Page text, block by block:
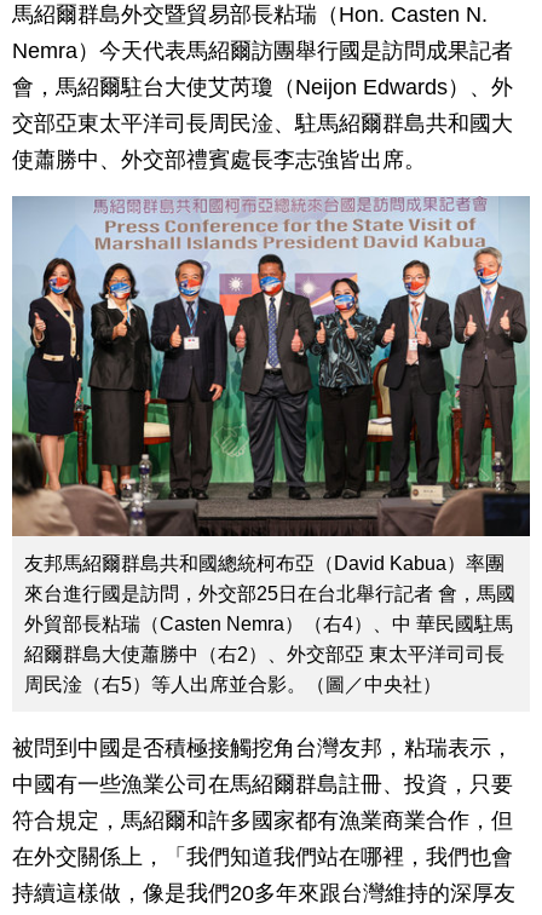
馬紹爾群島外交暨貿易部長粘瑞（Hon. Casten N.
Nemra）今天代表馬紹爾訪團舉行國是訪問成果記者
會，馬紹爾駐台大使艾芮瓊（Neijon Edwards）、外
交部亞東太平洋司長周民淦、駐馬紹爾群島共和國大
使蕭勝中、外交部禮賓處長李志強皆出席。
友邦馬紹爾群島共和國總統柯布亞（David Kabua）率團
來台進行國是訪問，外交部25日在台北舉行記者 會，馬國
外貿部長粘瑞（Casten Nemra）（右4）、中 華民國駐馬
紹爾群島大使蕭勝中（右2）、外交部亞 東太平洋司司長
周民淦（右5）等人出席並合影。（圖／中央社）
被問到中國是否積極接觸挖角台灣友邦，粘瑞表示，
中國有一些漁業公司在馬紹爾群島註冊、投資，只要
符合規定，馬紹爾和許多國家都有漁業商業合作，但
在外交關係上，「我們知道我們站在哪裡，我們也會
持續這樣做，像是我們20多年來跟台灣維持的深厚友